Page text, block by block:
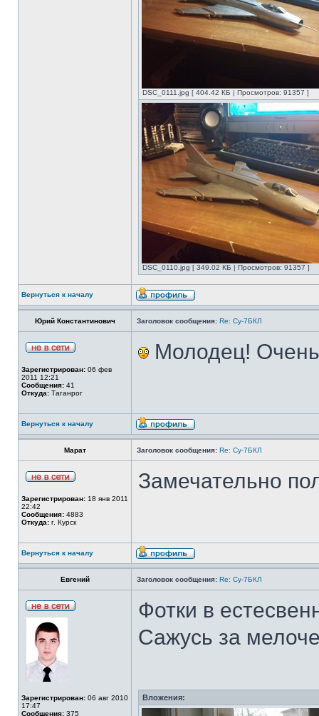
DSC_0111.jpg [ 404.42 КБ | Просмотров: 91357 ]
DSC_0110.jpg [ 349.02 КБ | Просмотров: 91357 ]
Вернуться к началу
Юрий Константинович Заголовок сообщения: Re: Су-7БКЛ
Зарегистрирован: 06 фев
2011 12:21
Сообщения: 41
Откуда: Таганрог
Молодец! Очень
Вернуться к началу
Марат Заголовок сообщения: Re: Су-7БКЛ
Зарегистрирован: 18 янв 2011
22:42
Сообщения: 4883
Откуда: г. Курск
Замечательно
Вернуться к началу
Евгений Заголовок сообщения: Re: Су-7БКЛ
Зарегистрирован: 06 авг 2010
17:47
Сообщения: 375
Фотки в
Сажусь за
Вложения: